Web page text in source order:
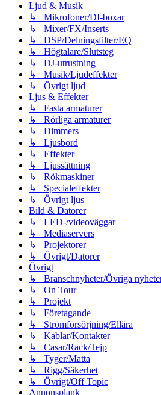
Ljud & Musik
↳ Mikrofoner/DI-boxar
↳ Mixer/FX/Inserts
↳ DSP/Delningsfilter/EQ
↳ Högtalare/Slutsteg
↳ DJ-utrustning
↳ Musik/Ljudeffekter
↳ Övrigt ljud
Ljus & Effekter
↳ Fasta armaturer
↳ Rörliga armaturer
↳ Dimmers
↳ Ljusbord
↳ Effekter
↳ Ljussättning
↳ Rökmaskiner
↳ Specialeffekter
↳ Övrigt ljus
Bild & Datorer
↳ LED-/videoväggar
↳ Mediaservers
↳ Projektorer
↳ Övrigt/Datorer
Övrigt
↳ Branschnyheter/Övriga
↳ On Tour
↳ Projekt
↳ Företagande
↳ Strömförsörjning/Ellära
↳ Kablar/Kontakter
↳ Casar/Rack/Tejp
↳ Tyger/Matta
↳ Rigg/Säkerhet
↳ Övrigt/Off Topic
Annonsplank